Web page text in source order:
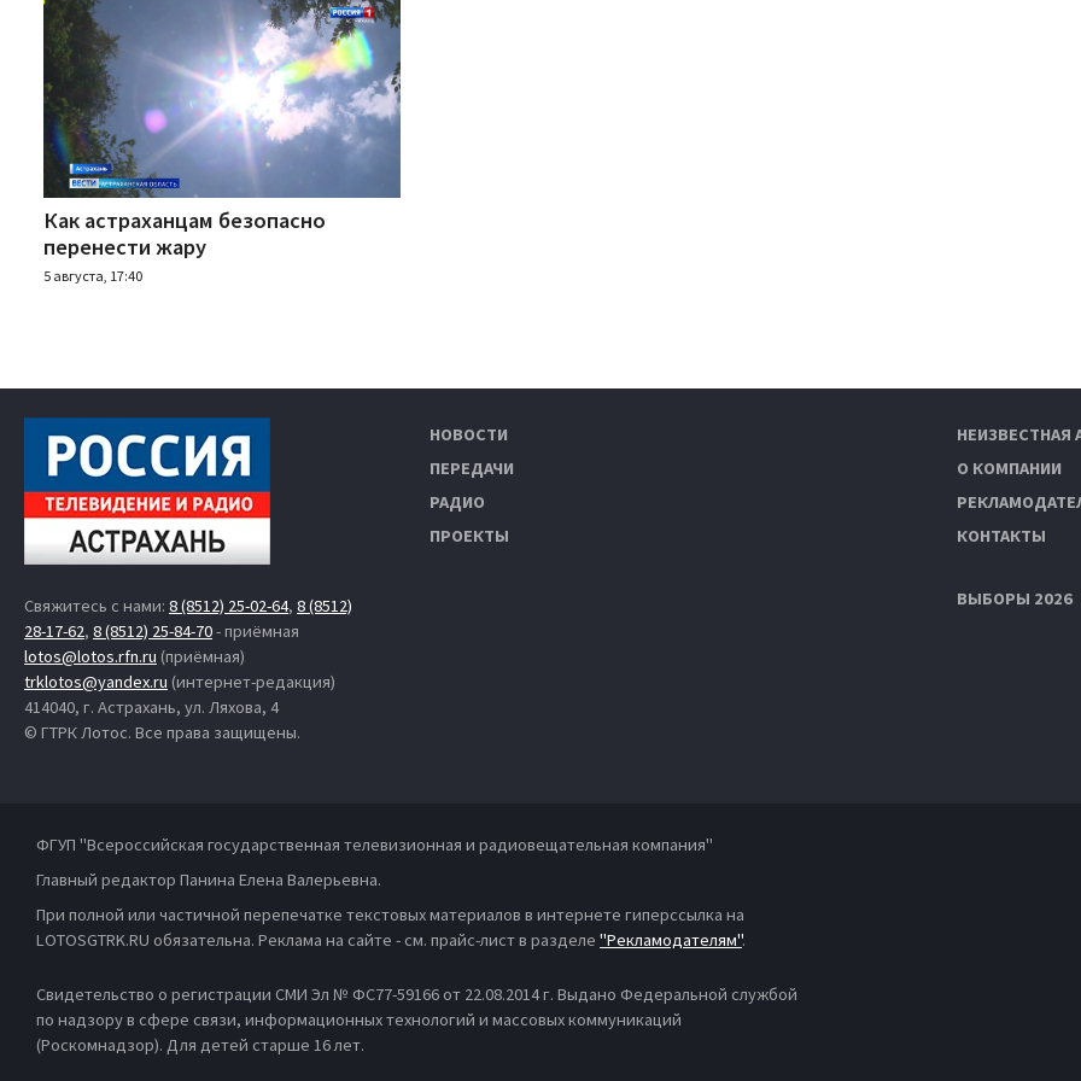
Как астраханцам безопасно
перенести жару
5 августа, 17:40
Свяжитесь с нами: 8 (8512) 25-02-64, 8 (8512)
28-17-62, 8 (8512) 25-84-70- приёмная
lotos@lotos.rfn.ru (приёмная)
trklotos@yandex.ru (интернет-редакция)
414040, г. Астрахань, ул. Ляхова, 4
© ГТРК Лотос. Все права защищены.
НОВОСТИ
ПЕРЕДАЧИ
РАДИО
ПРОЕКТЫ
НЕИЗВЕСТНАЯ
О КОМПАНИИ
КОНТАКТЫ
ВЫБОРЫ 2026
ФГУП "Всероссийская государственная телевизионная и радиовещательная компания"
Главный редактор Панина Елена Валерьевна.
При полной или частичной перепечатке текстовых материалов в интернете гиперссылка на
LOTOSGTRK.RU обязательна. Реклама на сайте - см. прайс-лист в разделе "Рекламодателям".
Свидетельство о регистрации СМИ Эл № ФС77-59166 от 22.08.2014 г. Выдано Федеральной службой
по надзору в сфере связи, информационных технологий и массовых коммуникаций
(Роскомнадзор). Для детей старше 16 лет.